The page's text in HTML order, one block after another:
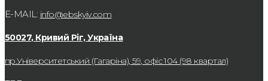
E-MAIL: info@ebskyiv.com
50027, Кривий Ріг, Україна
пр.Університетський (Гагаріна), 59, офіс 104 (98 квартал)